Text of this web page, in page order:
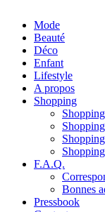
Mode
Beauté
Déco
Enfant
Lifestyle
A propos
Shopping
F.A.Q.
Bonnes
Pressbook